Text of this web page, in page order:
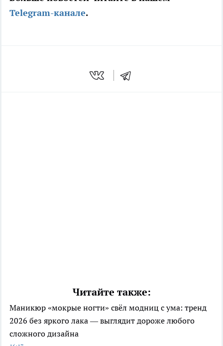
Telegram-канале.
Читайте также:
Маникюр «мокрые ногти» свёл модниц с ума: тренд
2026 без яркого лака — выглядит дороже любого
сложного дизайна